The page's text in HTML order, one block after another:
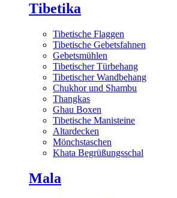
Tibetika
Tibetische Flaggen
Tibetische Gebetsfahnen
Gebetsmühlen
Tibetischer Türbehang
Tibetischer Wandbehang
Chukhor und Shambu
Thangkas
Ghau Boxen
Tibetische Manisteine
Altardecken
Mönchstaschen
Khata Begrüßungsschal
Mala